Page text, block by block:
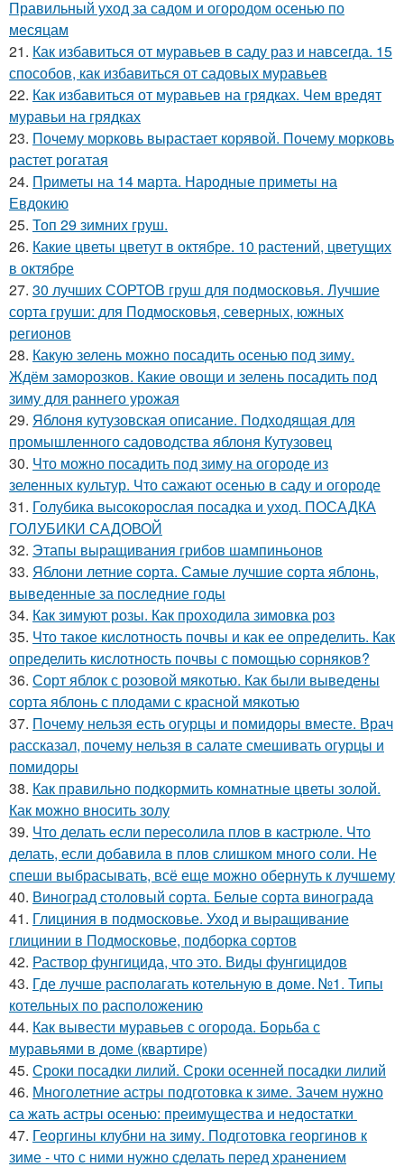
Правильный уход за садом и огородом осенью по
месяцам
21. Как избавиться от муравьев в саду раз и навсегда. 15
способов, как избавиться от садовых муравьев
22. Как избавиться от муравьев на грядках. Чем вредят
муравьи на грядках
23. Почему морковь вырастает корявой. Почему морковь
растет рогатая
24. Приметы на 14 марта. Народные приметы на
Евдокию
25. Топ 29 зимних груш.
26. Какие цветы цветут в октябре. 10 растений, цветущих
в октябре
27. 30 лучших СОРТОВ груш для подмосковья. Лучшие
сорта груши: для Подмосковья, северных, южных
регионов
28. Какую зелень можно посадить осенью под зиму.
Ждём заморозков. Какие овощи и зелень посадить под
зиму для раннего урожая
29. Яблоня кутузовская описание. Подходящая для
промышленного садоводства яблоня Кутузовец
30. Что можно посадить под зиму на огороде из
зеленных культур. Что сажают осенью в саду и огороде
31. Голубика высокорослая посадка и уход. ПОСАДКА
ГОЛУБИКИ САДОВОЙ
32. Этапы выращивания грибов шампиньонов
33. Яблони летние сорта. Самые лучшие сорта яблонь,
выведенные за последние годы
34. Как зимуют розы. Как проходила зимовка роз
35. Что такое кислотность почвы и как ее определить. Как
определить кислотность почвы с помощью сорняков?
36. Сорт яблок с розовой мякотью. Как были выведены
сорта яблонь с плодами с красной мякотью
37. Почему нельзя есть огурцы и помидоры вместе. Врач
рассказал, почему нельзя в салате смешивать огурцы и
помидоры
38. Как правильно подкормить комнатные цветы золой.
Как можно вносить золу
39. Что делать если пересолила плов в кастрюле. Что
делать, если добавила в плов слишком много соли. Не
спеши выбрасывать, всё еще можно обернуть к лучшему
40. Виноград столовый сорта. Белые сорта винограда
41. Глициния в подмосковье. Уход и выращивание
глицинии в Подмосковье, подборка сортов
42. Раствор фунгицида, что это. Виды фунгицидов
43. Где лучше располагать котельную в доме. №1. Типы
котельных по расположению
44. Как вывести муравьев с огорода. Борьба с
муравьями в доме (квартире)
45. Сроки посадки лилий. Сроки осенней посадки лилий
46. Многолетние астры подготовка к зиме. Зачем нужно
са жать астры осенью: преимущества и недостатки
47. Георгины клубни на зиму. Подготовка георгинов к
зиме - что с ними нужно сделать перед хранением